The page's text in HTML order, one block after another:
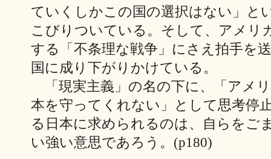
ていくしかこの国の選択はない」と
こびりついている。そして、アメリ
する「不条理な戦争」にさえ拍手を
国に成り下がりかけている。
「現実主義」の名の下に、「アメ
本を守ってくれない」として思考停
る日本に求められるのは、自らをご
い強い意思であろう。(p180)